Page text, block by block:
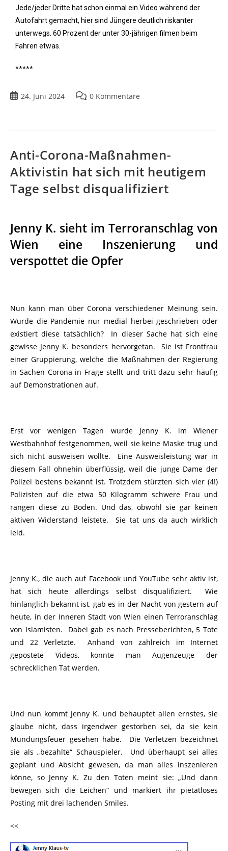
Jede/jeder Dritte hat schon einmal ein Video während der
Autofahrt gemacht, hier sind Jüngere deutlich riskanter
unterwegs. 60 Prozent der unter 30-jährigen filmen beim
Fahren etwas.
*****
24. Juni 2024 0 Kommentare
Anti-Corona-Maßnahmen-
Aktivistin hat sich mit heutigem
Tage selbst disqualifiziert
Jenny K. sieht im Terroranschlag von
Wien eine Inszenierung und
verspottet die Opfer
Nun kann man über Corona verschiedener Meinung sein.
Wurde die Pandemie nur medial herbei geschrieben oder
existiert diese tatsächlich? In dieser Sache hat sich eine
gewisse Jenny K. besonders hervorgetan. Sie ist Frontfrau
einer Gruppierung, welche die Maßnahmen der Regierung
in Sachen Corona in Frage stellt und tritt dazu sehr häufig
auf Demonstrationen auf.
Erst vor wenigen Tagen wurde Jenny K. im Wiener
Westbahnhof festgenommen, weil sie keine Maske trug und
sich nicht ausweisen wollte. Eine Ausweisleistung war in
diesem Fall ohnehin überflüssig, weil die junge Dame der
Polizei bestens bekannt ist. Trotzdem stürzten sich vier (4!)
Polizisten auf die etwa 50 Kilogramm schwere Frau und
rangen diese zu Boden. Und das, obwohl sie gar keinen
aktiven Widerstand leistete. Sie tat uns da auch wirklich
leid.
Jenny K., die auch auf Facebook und YouTube sehr aktiv ist,
hat sich heute allerdings selbst disqualifiziert. Wie
hinlänglich bekannt ist, gab es in der Nacht von gestern auf
heute, in der Inneren Stadt von Wien einen Terroranschlag
von Islamisten. Dabei gab es nach Presseberichten, 5 Tote
und 22 Verletzte. Anhand von zahlreich im Internet
gepostete Videos, konnte man Augenzeuge der
schrecklichen Tat werden.
Und nun kommt Jenny K. und behauptet allen ernstes, sie
glaube nicht, dass irgendwer gestorben sei, da sie kein
Mündungsfeuer gesehen habe. Die Verletzen bezeichnet
sie als „bezahlte“ Schauspieler. Und überhaupt sei alles
geplant und Absicht gewesen, da man alles inszenieren
könne, so Jenny K. Zu den Toten meint sie: „Und dann
bewegen sich die Leichen“ und markiert ihr pietätloses
Posting mit drei lachenden Smiles.
<<